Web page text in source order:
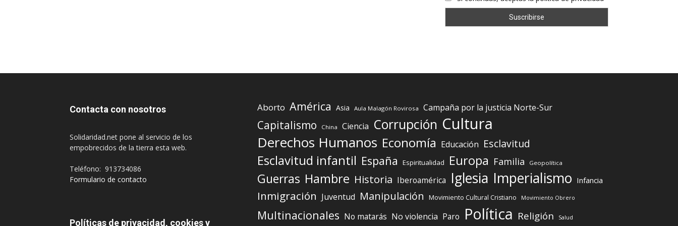
Contacta con nosotros
Solidaridad.net pone al servicio de los
empobrecidos de la tierra esta web.
Teléfono: 913734086
Formulario de contacto
Políticas de privacidad, cookies y
Aborto América Asia Aula Malagón Rovirosa Campaña por la justicia Norte-Sur
Capitalismo China Ciencia Corrupción Cultura
Derechos Humanos Economía Educación Esclavitud
Esclavitud infantil España Espiritualidad Europa Familia Geopolítica
Guerras Hambre Historia Iberoamérica Iglesia Imperialismo Infancia
Inmigración Juventud Manipulación Movimiento Cultural Cristiano Movimiento Obrero
Multinacionales No matarás No violencia Paro Política Religión Salud